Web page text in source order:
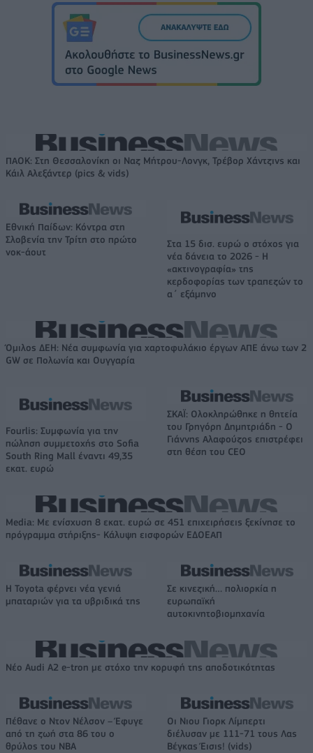
ΠΑΟΚ: Στη Θεσσαλονίκη οι Ναζ Μήτρου-Λονγκ, Τρέβορ Χάντζινς και
Κάιλ Αλεξάντερ (pics & vids)
Εθνική Παίδων: Κόντρα στη
Σλοβενία την Τρίτη στο πρώτο
νοκ-άουτ
Στα 15 δισ. ευρώ ο στόχος για
νέα δάνεια το 2026 - Η
«ακτινογραφία» της
κερδοφορίας των τραπεζών το
α΄ εξάμηνο
Όμιλος ΔΕΗ: Νέα συμφωνία για χαρτοφυλάκιο έργων ΑΠΕ άνω των 2
GW σε Πολωνία και Ουγγαρία
Fourlis: Συμφωνία για την
πώληση συμμετοχής στο Sofia
South Ring Mall έναντι 49,35
εκατ. ευρώ
ΣΚΑΪ: Ολοκληρώθηκε η θητεία
του Γρηγόρη Δημητριάδη - Ο
Γιάννης Αλαφούζος επιστρέφει
στη θέση του CEO
Media: Με ενίσχυση 8 εκατ. ευρώ σε 451 επιχειρήσεις ξεκίνησε το
πρόγραμμα στήριξης- Κάλυψη εισφορών ΕΔΟΕΑΠ
Η Toyota φέρνει νέα γενιά
μπαταριών για τα υβριδικά της
Σε κινεζική… πολιορκία η
ευρωπαϊκή
αυτοκινητοβιομηχανία
Νέο Audi A2 e-tron με στόχο την κορυφή της αποδοτικότητας
Πέθανε ο Ντον Νέλσον – Έφυγε
από τη ζωή στα 86 του ο
θρύλος του NBA
Οι Νιου Γιορκ Λίμπερτι
διέλυσαν με 111-71 τους Λας
Βέγκας Έισις! (vids)